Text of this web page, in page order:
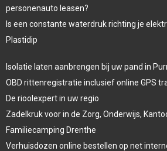
personenauto leasen?
Is een constante waterdruk richting je
Plastidip
Isolatie laten aanbrengen bij uw pand in
OBD rittenregistratie inclusief online GPS
De rioolexpert in uw regio
Zadelkruk voor in de Zorg, Onderwijs,
Familiecamping Drenthe
Verhuisdozen online bestellen op net